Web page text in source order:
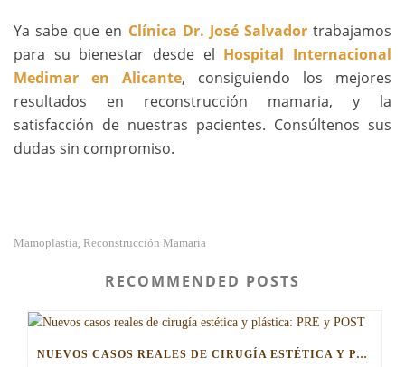
Ya sabe que en Clínica Dr. José Salvadortrabajamos
para su bienestar desde el Hospital Internacional
Medimar en Alicante, consiguiendo los mejores
resultados en reconstrucción mamaria, y la
satisfacción de nuestras pacientes. Consúltenos sus
dudas sin compromiso.
Mamoplastia, Reconstrucción Mamaria
RECOMMENDED POSTS
NUEVOS CASOS REALES DE CIRUGÍA ESTÉTICA Y PLÁSTICA: PRE Y POST